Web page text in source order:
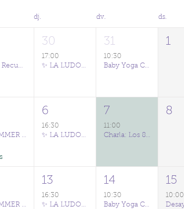
dj. dv. ds.
Taller: Recupera tu suelo pélvico después del parto 🌸
30
17:00
✨ LA LUDOTECA DEL CLUB ✨
31
10:30
Baby Yoga Class (CAST/ENG)
1
🌊 SUMMER CLUB POOL PARTY 💦
6
16:30
✨ LA LUDOTECA DEL CLUB ✨
7
11:00
Charla: Los 8 sentidos y el desarrollo del bebé
8
🌊 SUMMER CLUB POOL PARTY 💦
13
16:30
✨ LA LUDOTECA DEL CLUB ✨
14
10:30
Baby Yoga Class (CAST/ENG)
15
10:00